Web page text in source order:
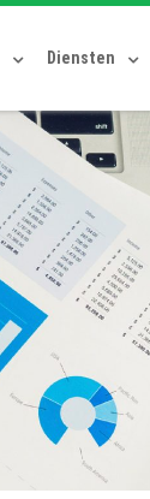
Diensten